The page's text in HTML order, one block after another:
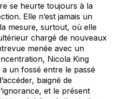
se heurte toujours à la
Elle n’est jamais un
mesure, surtout, où elle
chargé de nouveaux
menée avec un
Nicola King
a un fossé entre le passé
baigné de
et le présent